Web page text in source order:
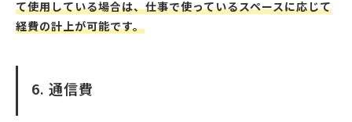
て使用している場合は、仕事で使っているスペースに応じて
経費の計上が可能です。
6. 通信費